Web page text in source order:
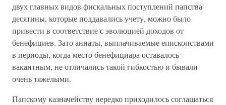
двух главных видов фискальных поступлений папства
десятины, которые поддавались учету, можно было
привести в соответствие с эволюцией доходов от
бенефициев. Зато аннаты, выплачиваемые епископствами
в периоды, когда место бенефициара оставалось
вакантным, не отличались такой гибкостью и бывали
очень тяжелыми.
Папскому казначейству нередко приходилось соглашаться